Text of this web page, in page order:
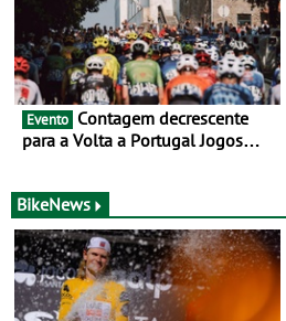
Evento
para a Volta a Portugal Jogos
BikeNews